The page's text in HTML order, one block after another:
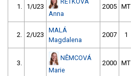
1. 1/U23
Anna
2005 MT
2. 2/U23
MALÁ
Magdalena
2007 1
3.
NĚMCOVÁ
Marie
2000 MT